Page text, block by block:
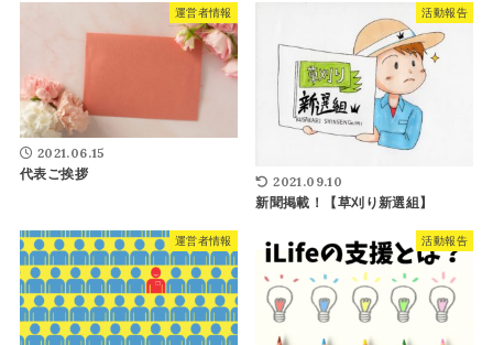
運営者情報
2021.06.15
代表ご挨拶
活動報告
2021.09.10
新聞掲載！【草刈り新選組】
運営者情報 活動報告